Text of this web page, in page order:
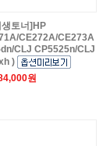
생토너]HP
CE272A/CE273A
CLJ CP5525n/CLJ
)
원